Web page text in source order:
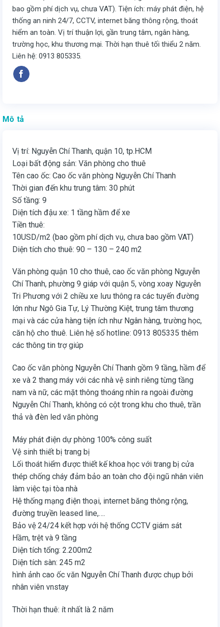
bao gồm phí dịch vụ, chưa VAT). Tiện ích: máy phát điện, hệ
thống an ninh 24/7, CCTV, internet băng thông rộng, thoát
hiểm an toàn. Vị trí thuận lợi, gần trung tâm, ngân hàng,
trường học, khu thương mại. Thời hạn thuê tối thiểu 2 năm.
Liên hệ: 0913 805335.
Mô tả
Vị trí: Nguyễn Chí Thanh, quận 10, tp.HCM
Loại bất động sản: Văn phòng cho thuê
Tên cao ốc: Cao ốc văn phòng Nguyễn Chí Thanh
Thời gian đến khu trung tâm: 30 phút
Số tầng: 9
Diện tích đậu xe: 1 tầng hầm để xe
Tiền thuê:
10USD/m2 (bao gồm phí dịch vụ, chưa bao gồm VAT)
Diện tích cho thuê: 90 – 130 – 240 m2
Văn phòng quận 10 cho thuê, cao ốc văn phòng Nguyễn
Chí Thanh, phường 9 giáp với quận 5, vòng xoay Nguyễn
Tri Phương với 2 chiều xe lưu thông ra các tuyến đường
lớn như Ngô Gia Tự, Lý Thường Kiệt, trung tâm thương
mại và các cửa hàng tiện ích như Ngân hàng, trường học,
căn hộ cho thuê. Liên hệ số hotline: 0913 805335 thêm
các thông tin trợ giúp
Cao ốc văn phòng Nguyễn Chí Thanh gồm 9 tầng, hầm để
xe và 2 thang máy với các nhà vệ sinh riêng từng tầng
nam và nữ, các mặt thông thoáng nhìn ra ngoài đường
Nguyễn Chí Thanh, không có cột trong khu cho thuê, trần
thả và đèn led văn phòng
Máy phát điện dự phòng 100% công suất
Vệ sinh thiết bị trang bị
Lối thoát hiểm được thiết kế khoa học với trang bị cửa
thép chống cháy đảm bảo an toàn cho đội ngũ nhân viên
làm việc tại tòa nhà
Hệ thống mạng điện thoại, internet băng thông rộng,
đường truyền leased line,….
Bảo vệ 24/24 kết hợp với hệ thống CCTV giám sát
Hầm, trệt và 9 tầng
Diện tích tổng: 2.200m2
Diện tích sàn: 245 m2
hình ảnh cao ốc văn Nguyễn Chí Thanh được chụp bởi
nhân viên vnstay
Thời hạn thuê: ít nhất là 2 năm